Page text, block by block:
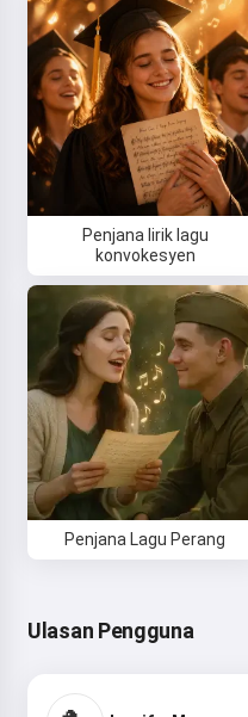
Penjana lirik lagu
konvokesyen
Penjana Lagu Perang
Ulasan Pengguna